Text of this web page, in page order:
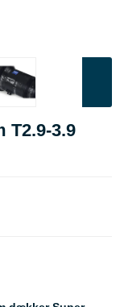
T2.9-3.9